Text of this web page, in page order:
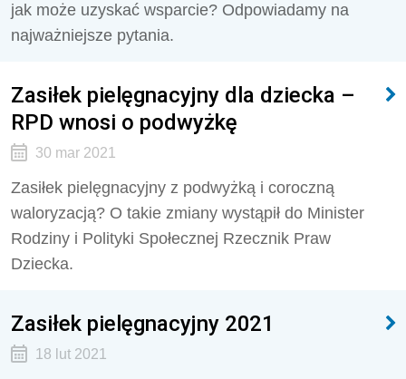
jak może uzyskać wsparcie? Odpowiadamy na
najważniejsze pytania.
Zasiłek pielęgnacyjny dla dziecka –
RPD wnosi o podwyżkę
30 mar 2021
Zasiłek pielęgnacyjny z podwyżką i coroczną
waloryzacją? O takie zmiany wystąpił do Minister
Rodziny i Polityki Społecznej Rzecznik Praw
Dziecka.
Zasiłek pielęgnacyjny 2021
18 lut 2021